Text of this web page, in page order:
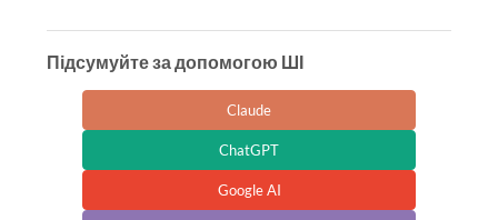
Підсумуйте за допомогою ШІ
Claude
ChatGPT
Google AI